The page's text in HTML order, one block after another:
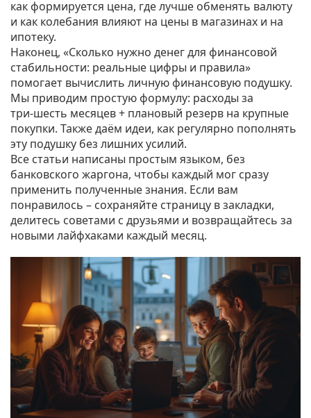
как формируется цена, где лучше обменять валюту
и как колебания влияют на цены в магазинах и на
ипотеку.
Наконец, «Сколько нужно денег для финансовой
стабильности: реальные цифры и правила»
помогает вычислить личную финансовую подушку.
Мы приводим простую формулу: расходы за
три‑шесть месяцев + плановый резерв на крупные
покупки. Также даём идеи, как регулярно пополнять
эту подушку без лишних усилий.
Все статьи написаны простым языком, без
банковского жаргона, чтобы каждый мог сразу
применить полученные знания. Если вам
понравилось – сохраняйте страницу в закладки,
делитесь советами с друзьями и возвращайтесь за
новыми лайфхаками каждый месяц.